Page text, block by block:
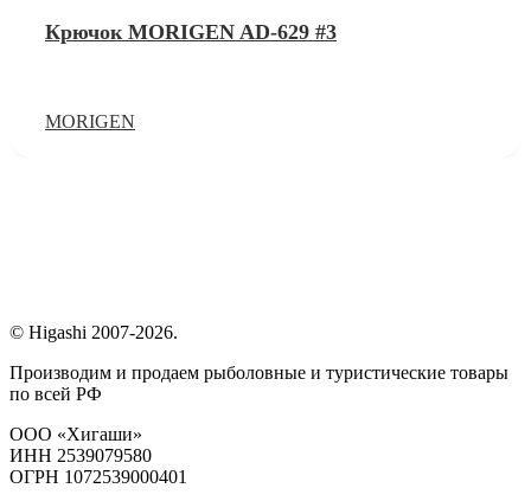
Крючок MORIGEN AD-629 #3
MORIGEN
© Higashi 2007-2026.
Производим и продаем рыболовные и туристические товары
по всей РФ
ООО «Хигаши»
ИНН 2539079580
ОГРН 1072539000401